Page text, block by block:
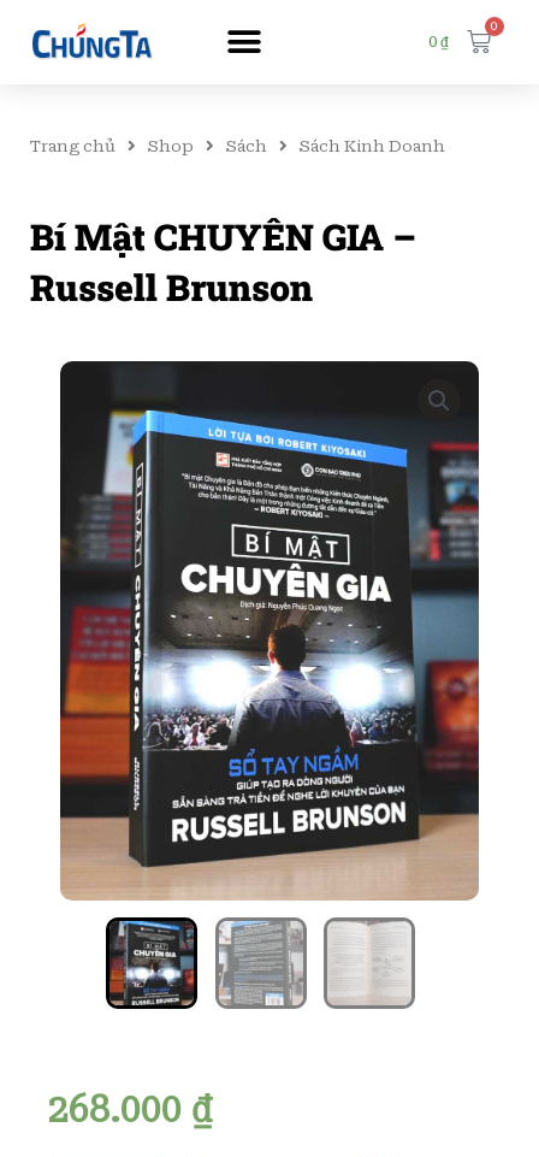
0 ₫
0
Cart
Trang chủ Shop Sách Sách Kinh Doanh
Bí Mật CHUYÊN GIA –
Russell Brunson
268.000 ₫